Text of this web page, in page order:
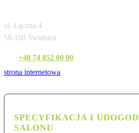
ul. Łączna 4
58-100 Świdnica
+48 74 852 00 00
strona internetowa
SPECYFIKACJA I
SALONU